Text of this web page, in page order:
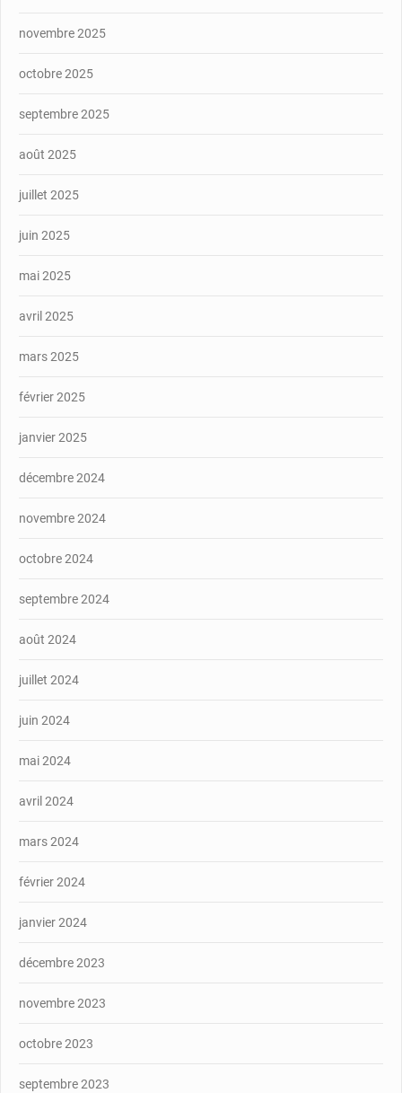
novembre 2025
octobre 2025
septembre 2025
août 2025
juillet 2025
juin 2025
mai 2025
avril 2025
mars 2025
février 2025
janvier 2025
décembre 2024
novembre 2024
octobre 2024
septembre 2024
août 2024
juillet 2024
juin 2024
mai 2024
avril 2024
mars 2024
février 2024
janvier 2024
décembre 2023
novembre 2023
octobre 2023
septembre 2023